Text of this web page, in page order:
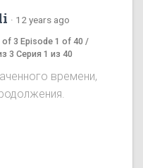
· 12 years ago
3 Episode 1 of 40 /
3 Серия 1 из 40
времени,